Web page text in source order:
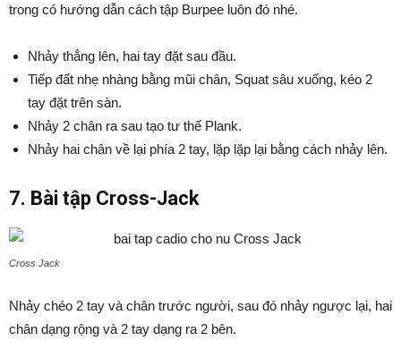
trong có hướng dẫn cách tập Burpee luôn đó nhé.
Nhảy thẳng lên, hai tay đặt sau đầu.
Tiếp đất nhẹ nhàng bằng mũi chân, Squat sâu xuống, kéo 2
tay đặt trên sàn.
Nhảy 2 chân ra sau tạo tư thế Plank.
Nhảy hai chân về lại phía 2 tay, lặp lặp lại bằng cách nhảy lên.
7. Bài tập Cross-Jack
Cross Jack
Nhảy chéo 2 tay và chân trước người, sau đó nhảy ngược lại, hai
chân dạng rộng và 2 tay dạng ra 2 bên.